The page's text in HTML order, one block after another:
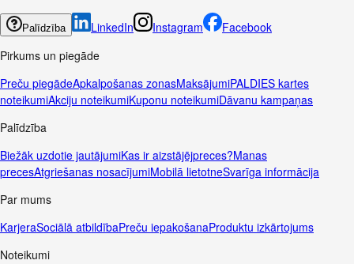
Palīdzība LinkedIn Instagram
Facebook
Pirkums un piegāde
Preču piegādeApkalpošanas zonasMaksājumiPALDIES kartes
noteikumiAkciju noteikumiKuponu noteikumiDāvanu kampaņas
Palīdzība
Biežāk uzdotie jautājumiKas ir aizstājējpreces?Manas
precesAtgriešanas nosacījumiMobilā lietotneSvarīga informācija
Par mums
KarjeraSociālā atbildībaPreču iepakošanaProduktu izkārtojums
Noteikumi